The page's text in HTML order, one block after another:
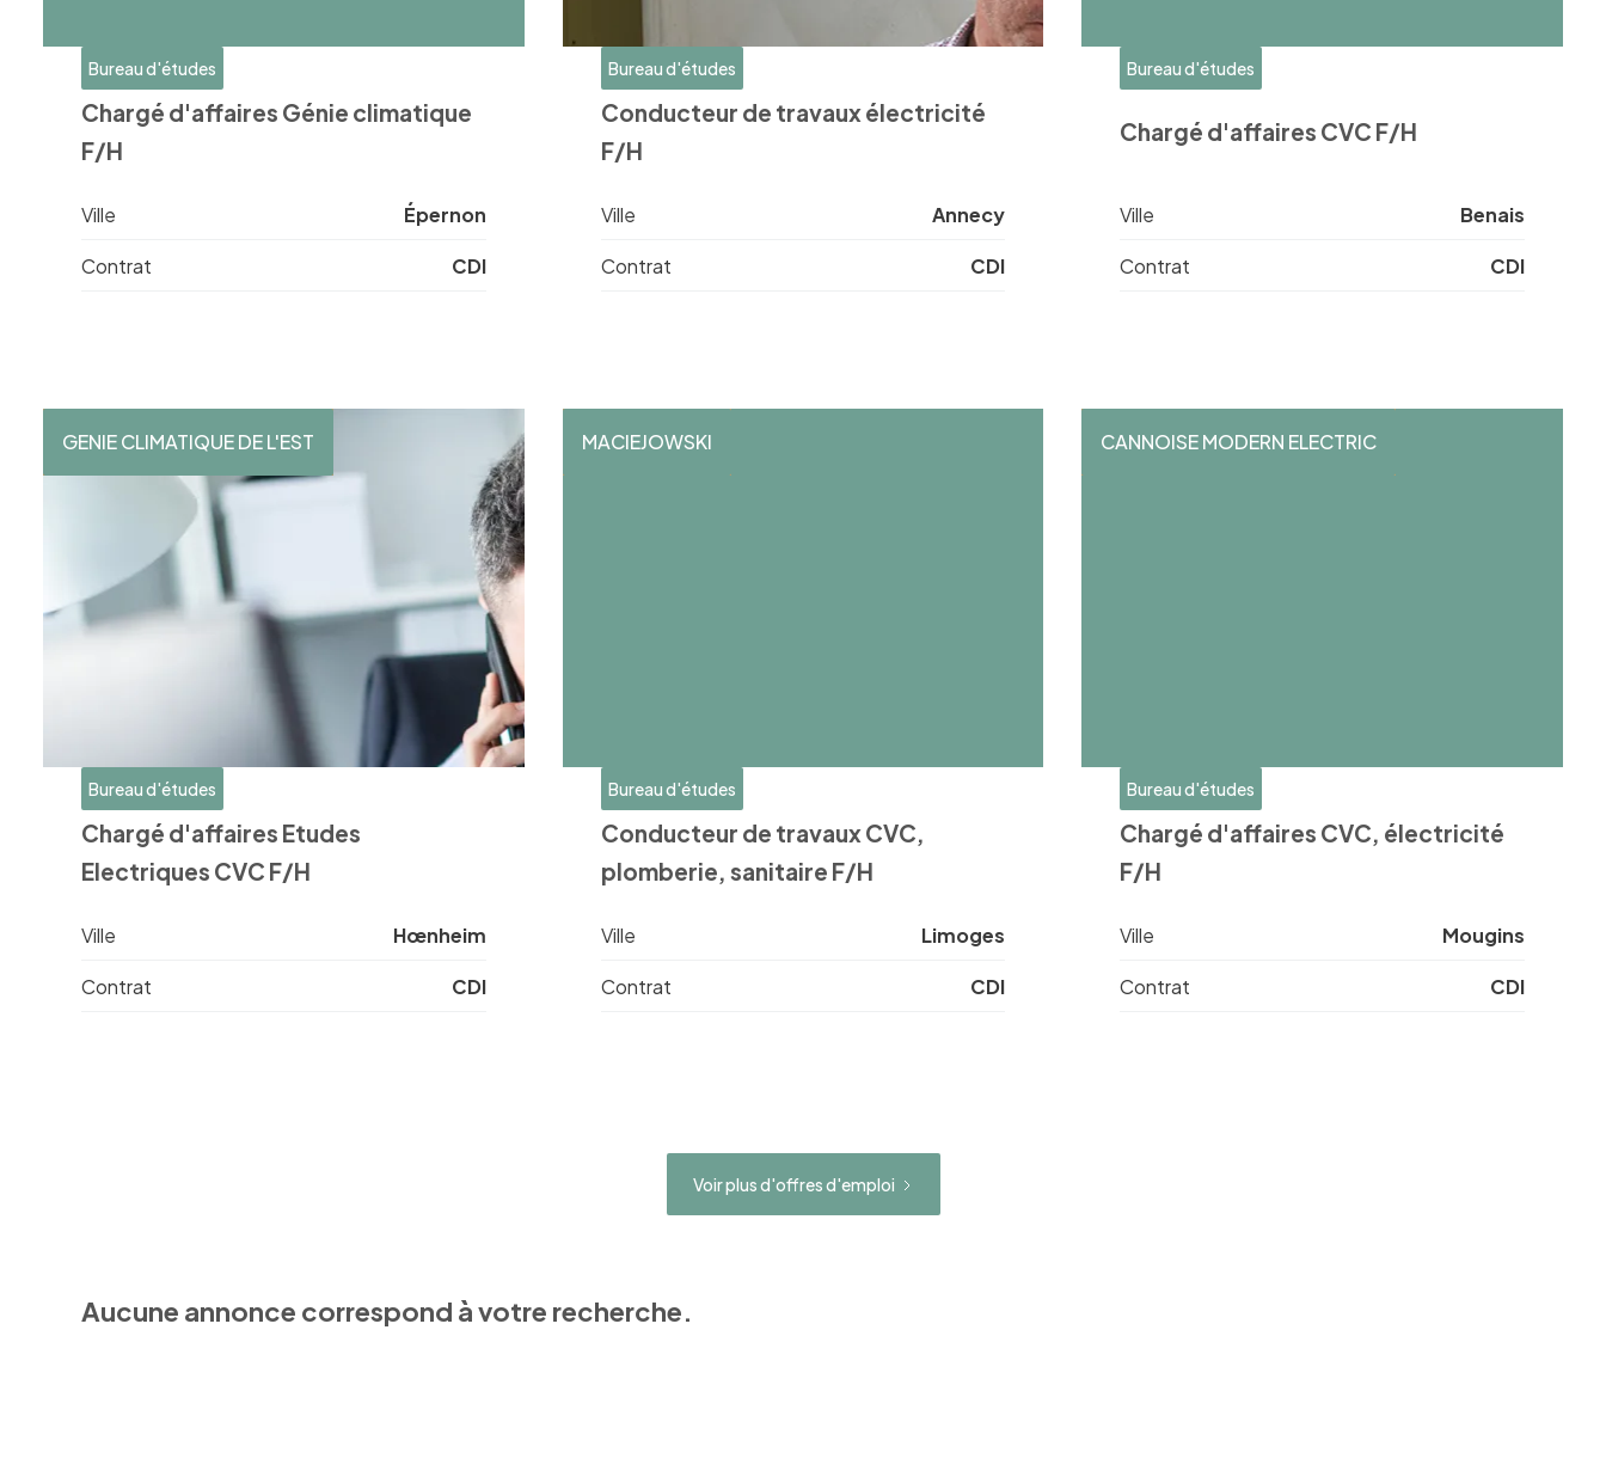
Bureau d'études
Chargé d'affaires Génie climatique
F/H
Ville Épernon
Contrat CDI
Bureau d'études
Conducteur de travaux électricité
F/H
Ville Annecy
Contrat CDI
Bureau d'études
Chargé d'affaires CVC F/H
Ville Benais
Contrat CDI
GENIE CLIMATIQUE DE L'EST
Bureau d'études
Chargé d'affaires Etudes
Electriques CVC F/H
Ville Hœnheim
Contrat CDI
MACIEJOWSKI
Bureau d'études
Conducteur de travaux CVC,
plomberie, sanitaire F/H
Ville Limoges
Contrat CDI
CANNOISE MODERN ELECTRIC
Bureau d'études
Chargé d'affaires CVC, électricité
F/H
Ville Mougins
Contrat CDI
Voir plus d'offres d'emploi
Aucune annonce correspond à votre recherche.